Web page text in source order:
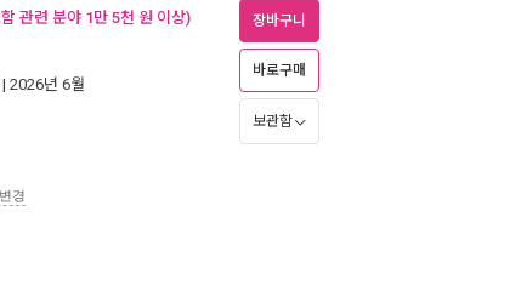
관련 분야 1만 5천 원 이상)
| 2026년 6월
경
장바구니
바로구매
보관함